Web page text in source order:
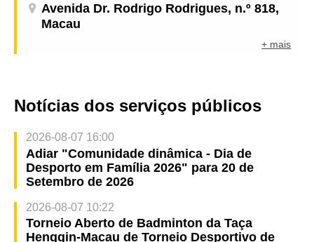
Avenida Dr. Rodrigo Rodrigues, n.º 818,
Macau
+ mais
Notícias dos serviços públicos
2026-08-07 16:00
Adiar "Comunidade dinâmica - Dia de
Desporto em Família 2026" para 20 de
Setembro de 2026
2026-08-07 10:22
Torneio Aberto de Badminton da Taça
Hengqin-Macau de Torneio Desportivo de